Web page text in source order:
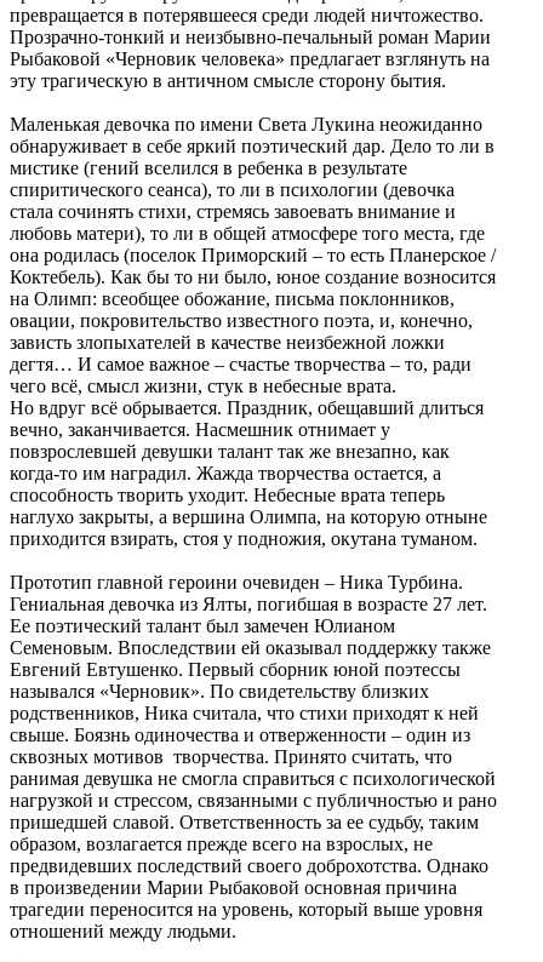
превращается в потерявшееся среди людей ничтожество.
Прозрачно-тонкий и неизбывно-печальный роман Марии
Рыбаковой «Черновик человека» предлагает взглянуть на
эту трагическую в античном смысле сторону бытия.
Маленькая девочка по имени Света Лукина неожиданно
обнаруживает в себе яркий поэтический дар. Дело то ли в
мистике (гений вселился в ребенка в результате
спиритического сеанса), то ли в психологии (девочка
стала сочинять стихи, стремясь завоевать внимание и
любовь матери), то ли в общей атмосфере того места, где
она родилась (поселок Приморский – то есть Планерское /
Коктебель). Как бы то ни было, юное создание возносится
на Олимп: всеобщее обожание, письма поклонников,
овации, покровительство известного поэта, и, конечно,
зависть злопыхателей в качестве неизбежной ложки
дегтя… И самое важное – счастье творчества – то, ради
чего всё, смысл жизни, стук в небесные врата.
Но вдруг всё обрывается. Праздник, обещавший длиться
вечно, заканчивается. Насмешник отнимает у
повзрослевшей девушки талант так же внезапно, как
когда-то им наградил. Жажда творчества остается, а
способность творить уходит. Небесные врата теперь
наглухо закрыты, а вершина Олимпа, на которую отныне
приходится взирать, стоя у подножия, окутана туманом.
Прототип главной героини очевиден – Ника Турбина.
Гениальная девочка из Ялты, погибшая в возрасте 27 лет.
Ее поэтический талант был замечен Юлианом
Семеновым. Впоследствии ей оказывал поддержку также
Евгений Евтушенко. Первый сборник юной поэтессы
назывался «Черновик». По свидетельству близких
родственников, Ника считала, что стихи приходят к ней
свыше. Боязнь одиночества и отверженности – один из
сквозных мотивов творчества. Принято считать, что
ранимая девушка не смогла справиться с психологической
нагрузкой и стрессом, связанными с публичностью и рано
пришедшей славой. Ответственность за ее судьбу, таким
образом, возлагается прежде всего на взрослых, не
предвидевших последствий своего доброхотства. Однако
в произведении Марии Рыбаковой основная причина
трагедии переносится на уровень, который выше уровня
отношений между людьми.